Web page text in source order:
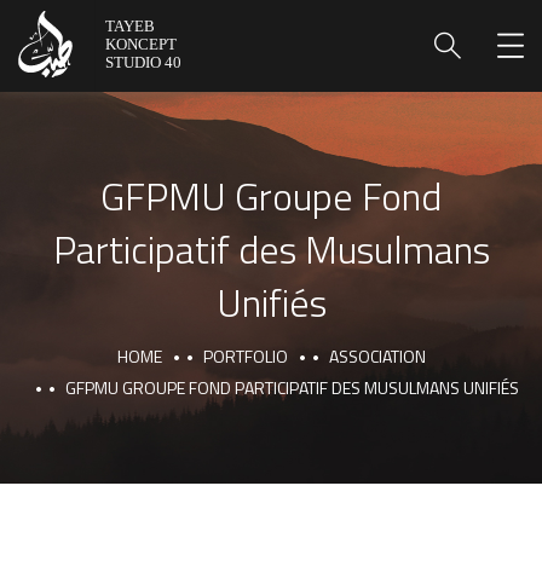
GFPMU Groupe Fond
Participatif des Musulmans
Unifiés
HOME PORTFOLIO
ASSOCIATION
GFPMU GROUPE FOND PARTICIPATIF DES MUSULMANS UNIFIÉS